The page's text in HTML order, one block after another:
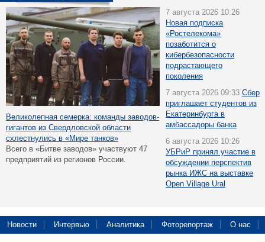
Великолепная семерка: команды заводов-
гигантов из Свердловской области
схлестнулись в «Мире танков»
Всего в «Битве заводов» участвуют 47
предприятий из регионов России.
7 августа 2026 10:26
Новая подписка
«Ростелекома»
позаботится о
кибербезопасности
подрастающего
поколения
7 августа 2026 09:33 Сбер
приглашает студентов из
Екатеринбурга в
амбассадоры банка
6 августа 2026 10:26
УБРиР принял участие в
обсуждении перспектив
рынка ИЖС на выставке
Open Village Ural
Новости Интервью Аналитика Фоторепортаж О нас